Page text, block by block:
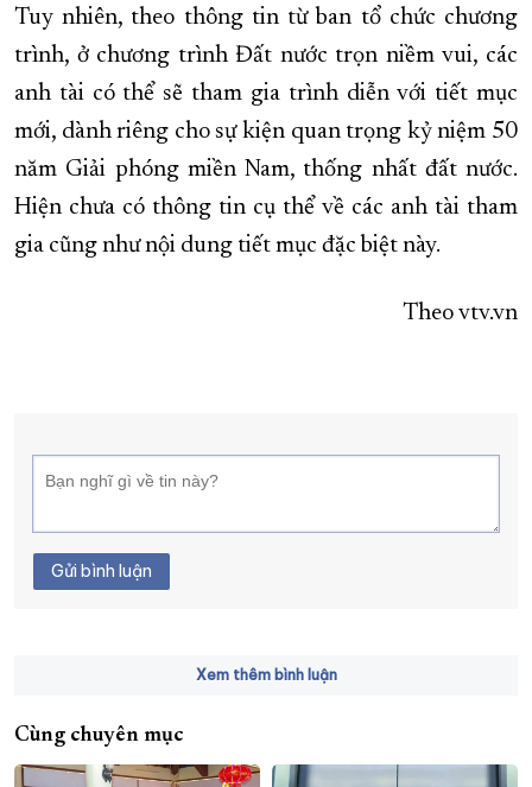
Tuy nhiên, theo thông tin từ ban tổ chức chương
trình, ở chương trình Đất nước trọn niềm vui, các
anh tài có thể sẽ tham gia trình diễn với tiết mục
mới, dành riêng cho sự kiện quan trọng kỷ niệm 50
năm Giải phóng miền Nam, thống nhất đất nước.
Hiện chưa có thông tin cụ thể về các anh tài tham
gia cũng như nội dung tiết mục đặc biệt này.
Theo vtv.vn
Gửi bình luận
Xem thêm bình luận
Cùng chuyên mục